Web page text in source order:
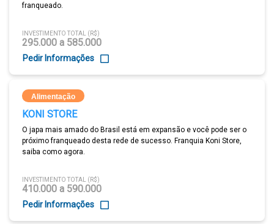
franqueado.
INVESTIMENTO TOTAL (R$)
295.000 a 585.000
Pedir Informações
Alimentação
KONI STORE
O japa mais amado do Brasil está em expansão e você pode ser o
próximo franqueado desta rede de sucesso. Franquia Koni Store,
saiba como agora.
INVESTIMENTO TOTAL (R$)
410.000 a 590.000
Pedir Informações